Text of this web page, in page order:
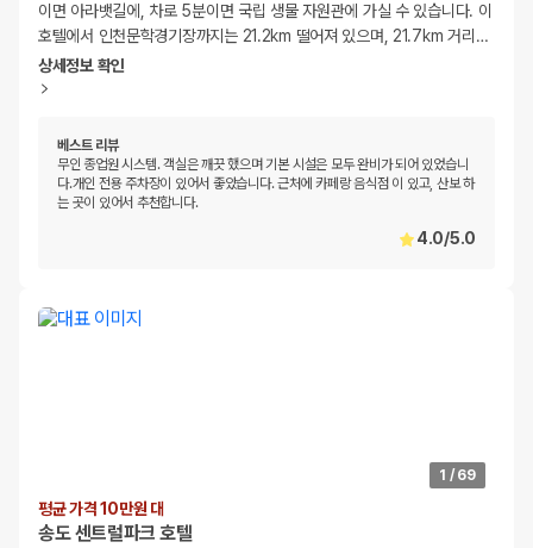
이면 아라뱃길에, 차로 5분이면 국립 생물 자원관에 가실 수 있습니다. 이
호텔에서 인천문학경기장까지는 21.2km 떨어져 있으며, 21.7km 거리 …
상세정보 확인
베스트 리뷰
무인 종업원 시스템. 객실은 깨끗 했으며 기본 시설은 모두 완비가 되어 있었습니
다.개인 전용 주차장이 있어서 좋았습니다. 근처에 카페랑 음식점 이 있고, 산보 하
는 곳이 있어서 추천합니다.
4.0/5.0
1 / 69
평균 가격 10만원 대
송도 센트럴파크 호텔